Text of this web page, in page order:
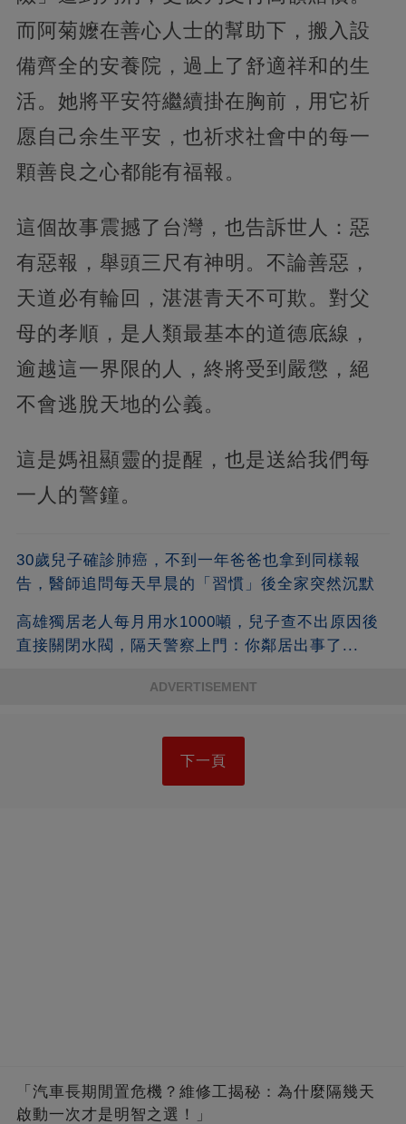
而阿菊嬤在善心人士的幫助下，搬入設
備齊全的安養院，過上了舒適祥和的生
活。她將平安符繼續掛在胸前，用它祈
愿自己余生平安，也祈求社會中的每一
顆善良之心都能有福報。
這個故事震撼了台灣，也告訴世人：惡
有惡報，舉頭三尺有神明。不論善惡，
天道必有輪回，湛湛青天不可欺。對父
母的孝順，是人類最基本的道德底線，
逾越這一界限的人，終將受到嚴懲，絕
不會逃脫天地的公義。
這是媽祖顯靈的提醒，也是送給我們每
一人的警鐘。
30歲兒子確診肺癌，不到一年爸爸也拿到同樣報
告，醫師追問每天早晨的「習慣」後全家突然沉默
高雄獨居老人每月用水1000噸，兒子查不出原因後
直接關閉水閥，隔天警察上門：你鄰居出事了...
ADVERTISEMENT
下一頁
「汽車長期閒置危機？維修工揭秘：為什麼隔幾天
啟動一次才是明智之選！」